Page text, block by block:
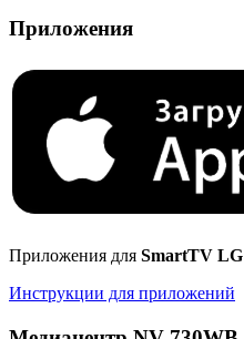
Приложения
Приложения для SmartTV LG
Инструкции для приложений